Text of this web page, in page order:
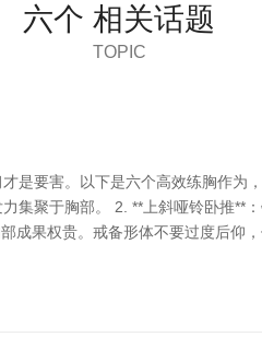
六个 相关话题
TOPIC
是要害。以下是六个高效练胸作为
集聚于胸部。 2. **上斜哑铃卧推**
成果权贵。戒备形体不要过度后仰